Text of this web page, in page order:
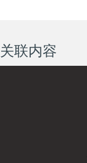
关联内容